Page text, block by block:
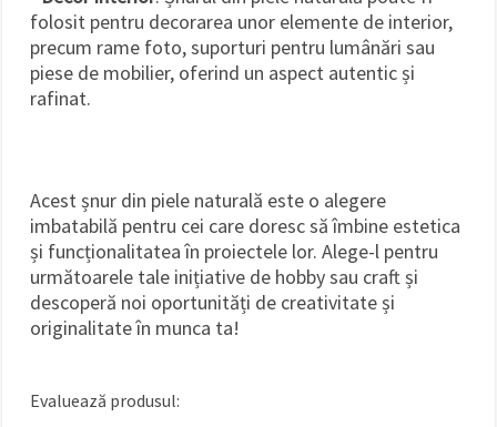
folosit pentru decorarea unor elemente de interior,
precum rame foto, suporturi pentru lumânări sau
piese de mobilier, oferind un aspect autentic și
rafinat.
Acest șnur din piele naturală este o alegere
imbatabilă pentru cei care doresc să îmbine estetica
și funcționalitatea în proiectele lor. Alege-l pentru
următoarele tale inițiative de hobby sau craft și
descoperă noi oportunități de creativitate și
originalitate în munca ta!
Evaluează produsul: